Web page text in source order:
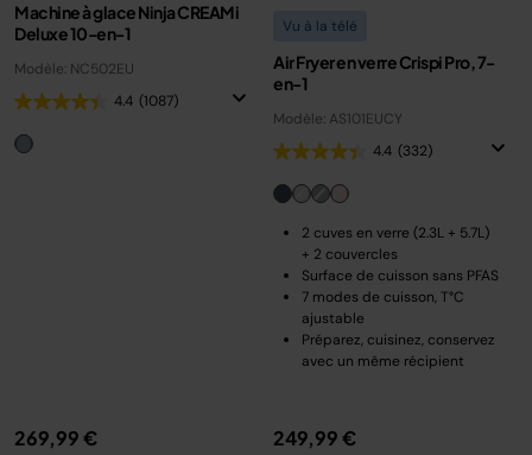
Machine à glace Ninja CREAMi
Deluxe 10-en-1
Modèle: NC502EU
4.4 (1087)
269,99 €
Vu à la télé
Air Fryer en verre Crispi Pro, 7-
en-1
Modèle: AS101EUCY
4.4 (332)
2 cuves en verre (2.3L + 5.7L)
+ 2 couvercles
Surface de cuisson sans PFAS
7 modes de cuisson, T°C
ajustable
Préparez, cuisinez, conservez
avec un même récipient
249,99 €